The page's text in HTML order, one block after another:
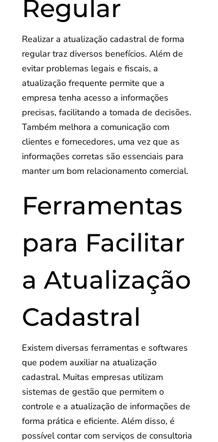
Regular
Realizar a atualização cadastral de forma
regular traz diversos benefícios. Além de
evitar problemas legais e fiscais, a
atualização frequente permite que a
empresa tenha acesso a informações
precisas, facilitando a tomada de decisões.
Também melhora a comunicação com
clientes e fornecedores, uma vez que as
informações corretas são essenciais para
manter um bom relacionamento comercial.
Ferramentas
para Facilitar
a Atualização
Cadastral
Existem diversas ferramentas e softwares
que podem auxiliar na atualização
cadastral. Muitas empresas utilizam
sistemas de gestão que permitem o
controle e a atualização de informações de
forma prática e eficiente. Além disso, é
possível contar com serviços de consultoria